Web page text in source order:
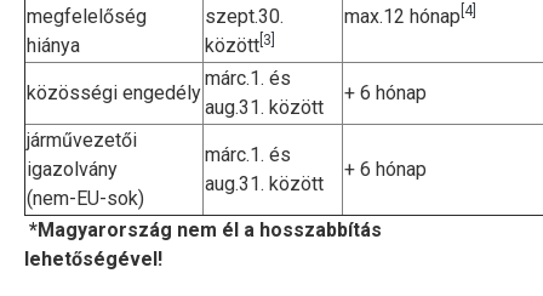
megfelelőség
hiánya
szept.30.
között [3]
max.12 hónap [4]
közösségi engedély
márc.1. és
aug.31. között
+ 6 hónap
járművezetői
igazolvány
(nem-EU-sok)
márc.1. és
aug.31. között
+ 6 hónap
*Magyarország nem él a hosszabbítás
lehetőségével!